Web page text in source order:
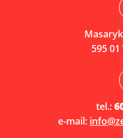
595
tel.:
e-mail: